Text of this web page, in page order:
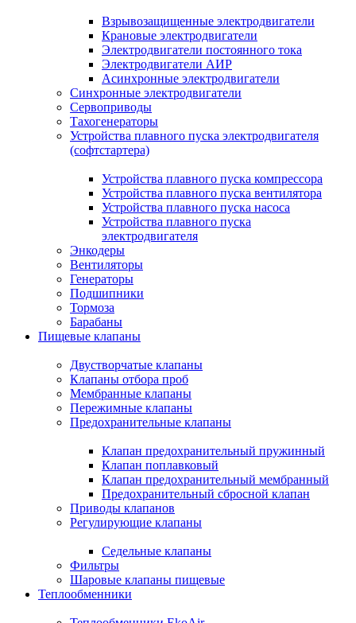
Взрывозащищенные электродвигатели
Крановые электродвигатели
Электродвигатели постоянного тока
Электродвигатели АИР
Асинхронные электродвигатели
Синхронные электродвигатели
Сервоприводы
Тахогенераторы
Устройства плавного пуска электродвигателя
(софтстартера)
Устройства плавного пуска компрессора
Устройства плавного пуска вентилятора
Устройства плавного пуска насоса
Устройства плавного пуска
электродвигателя
Энкодеры
Вентиляторы
Генераторы
Подшипники
Тормоза
Барабаны
Пищевые клапаны
Двустворчатые клапаны
Клапаны отбора проб
Мембранные клапаны
Пережимные клапаны
Предохранительные клапаны
Клапан предохранительный пружинный
Клапан поплавковый
Клапан предохранительный мембранный
Предохранительный сбросной клапан
Приводы клапанов
Регулирующие клапаны
Седельные клапаны
Фильтры
Шаровые клапаны пищевые
Теплообменники